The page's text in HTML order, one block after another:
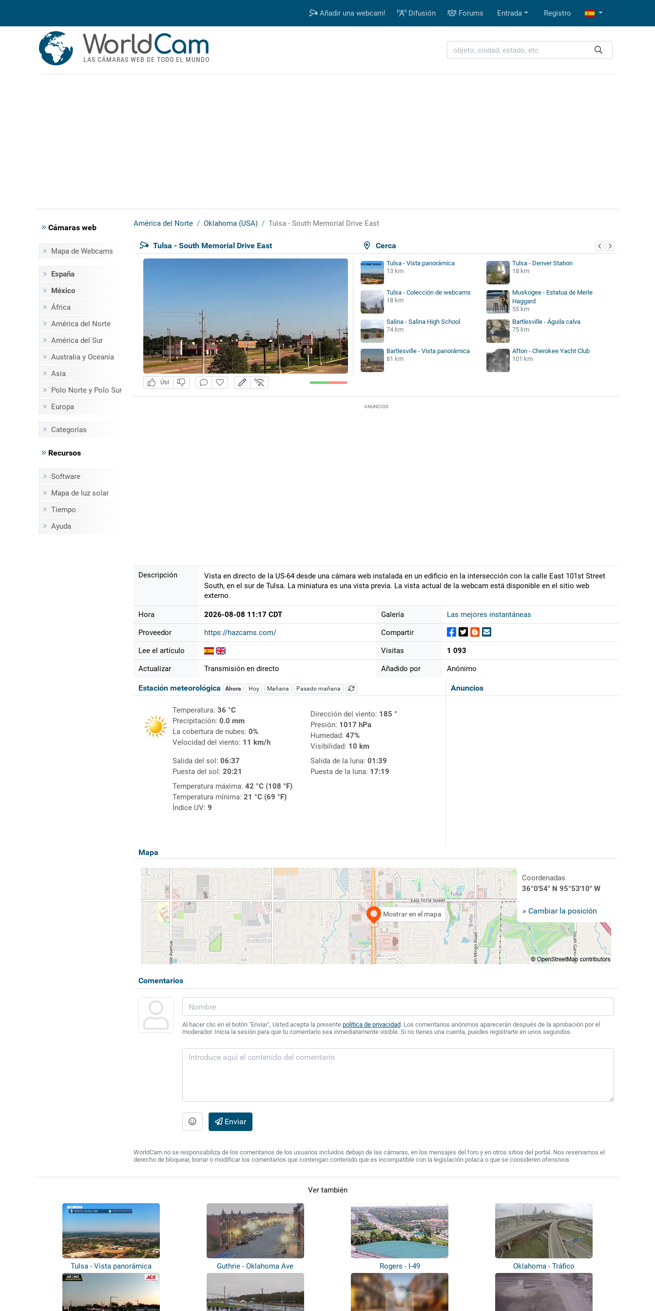
Añadir una webcam! Difusión Forums Entrada Registro
WorldCam
LAS CÁMARAS WEB DE TODO EL MUNDO
Cámaras web
Mapa de Webcams
España
México
África
América del Norte
América del Sur
Australia y Oceanía
Asia
Polo Norte y Polo Sur
Europa
Categorías
Recursos
Software
Mapa de luz solar
Tiempo
Ayuda
América del Norte Oklahoma (USA) Tulsa - South Memorial Drive East
Cerca
Tulsa - South Memorial Drive East
Útil
Tulsa - Vista panorámica
13 km
Tulsa - Denver Station
18 km
Tulsa - Colección de webcams
18 km
Muskogee - Estatua de Merle
Haggard
55 km
Salina - Salina High School
74 km
Bartlesville - Águila calva
75 km
Bartlesville - Vista panorámica
81 km
Afton - Cherokee Yacht Club
101 km
ANUNCIOS
Descripción
Vista en directo de la US-64 desde una cámara web instalada en un edificio en la intersección con la calle East 101st Street
South, en el sur de Tulsa. La miniatura es una vista previa. La vista actual de la webcam está disponible en el sitio web
externo.
Hora 2026-08-08 11:17 CDT
Proveedor https://hazcams.com/
Lee el artículo
Actualizar Transmisión en directo
Galería Las mejores instantáneas
Compartir
Visitas 1 093
Añadido por Anónimo
Anuncios
Estación meteorológica Ahora Hoy Mañana Pasado mañana
Temperatura: 36 °C
Precipitación: 0.0 mm
La cobertura de nubes: 0%
Velocidad del viento: 11 km/h
Dirección del viento: 185 °
Presión: 1017 hPa
Humedad: 47%
Visibilidad: 10 km
Salida del sol: 06:37
Puesta del sol: 20:21
Salida de la luna: 01:39
Puesta de la luna: 17:19
Temperatura máxima: 42 °C (108 °F)
Temperatura mínima: 21 °C (69 °F)
Índice UV: 9
Mapa
Mostrar en el mapa
Coordenadas
36°0'54" N 95°53'10" W
» Cambiar la posición
Comentarios
Al hacer clic en el botón "Enviar", Usted acepta la presente política de privacidad. Los comentarios anónimos aparecerán después de la aprobación por el
moderador. Inicia la sesión para que tu comentario sea inmediatamente visible. Si no tienes una cuenta, puedes registrarte en unos segundos.
Enviar
WorldCam no se responsabiliza de los comentarios de los usuarios incluidos debajo de las cámaras, en los mensajes del foro y en otros sitios del portal. Nos reservamos el
derecho de bloquear, borrar o modificar los comentarios que contengan contenido que es incompatible con la legislación polaca o que se consideren ofensivos.
Ver también
Tulsa - Vista panorámica Guthrie - Oklahoma Ave Rogers - I-49 Oklahoma - Tráfico